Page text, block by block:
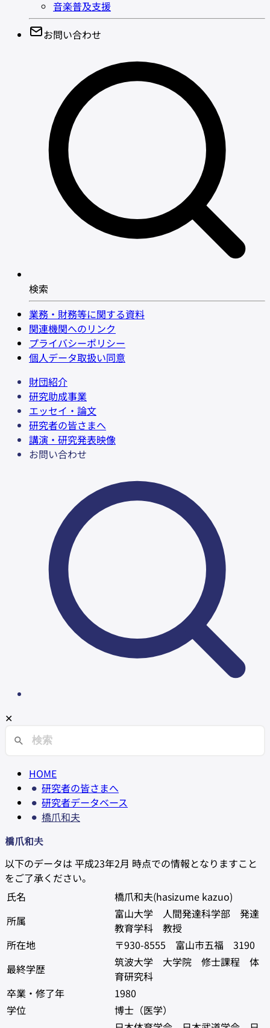
音楽普及支援
お問い合わせ
検索
業務・財務等に関する資料
関連機関へのリンク
プライバシーポリシー
個人データ取扱い同意
財団紹介
研究助成事業
エッセイ・論文
研究者の皆さまへ
講演・研究発表映像
お問い合わせ
✕
HOME
研究者の皆さまへ
研究者データベース
橋爪和夫
橋爪和夫
以下のデータは 平成23年2月 時点での情報となりますこと
をご了承ください。
氏名
橋爪和夫(hasizume kazuo)
所属
富山大学 人間発達科学部 発達
教育学科 教授
所在地
〒930-8555 富山市五福 3190
最終学歴
筑波大学 大学院 修士課程 体
育研究科
卒業・修了年
1980
学位
博士（医学）